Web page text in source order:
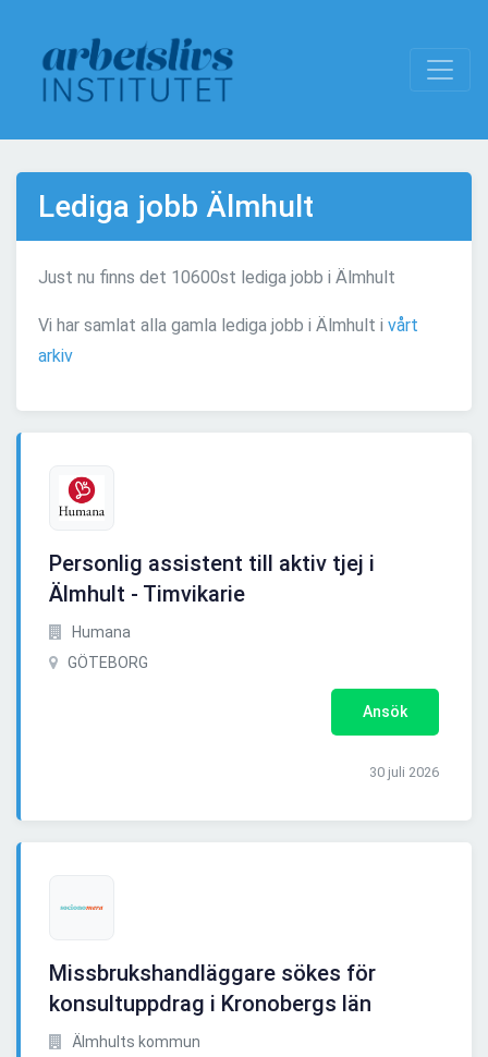
Lediga jobb Älmhult
Just nu finns det 10600st lediga jobb i Älmhult
Vi har samlat alla gamla lediga jobb i Älmhult i vårt
arkiv
Personlig assistent till aktiv tjej i
Älmhult - Timvikarie
Humana
GÖTEBORG
Ansök
30 juli 2026
Missbrukshandläggare sökes för
konsultuppdrag i Kronobergs län
Älmhults kommun